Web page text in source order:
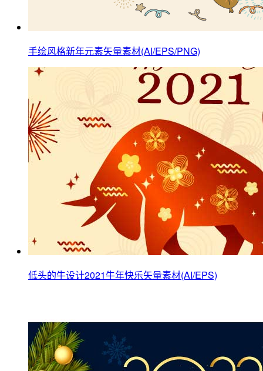
手绘风格新年元素矢量素材(AI/EPS/PNG)
低头的牛设计2021牛年快乐矢量素材(AI/EPS)